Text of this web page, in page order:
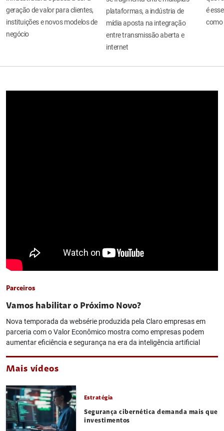
geração de valor para clientes,
instituições e novos modelos de
negócio
plataformas, a indústria de
mídia aposta na integração
entre transmissão aberta e
internet
é
como
Parceiros
Vamos habilitar o Próximo Novo?
Nova temporada da websérie produzida pela Claro empresas em
parceria com o Valor Econômico mostra como empresas podem
aumentar eficiência e segurança na era da inteligência artificial
Mais vídeos
Estratégia
Segurança cibernética demanda mais que
investimentos